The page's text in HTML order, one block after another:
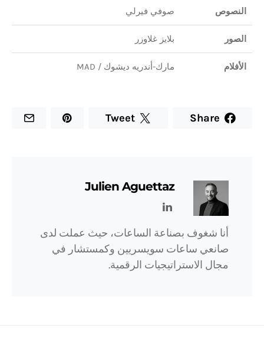
النصوص صوفي فيرلي
الصور بلايز غلاوزر
الأفلام مارك-أندريه ديشوك / MAD
Share
Tweet
Julien Aguettaz
أنا شغوف بصناعة الساعات، حيث عملت لدى
صانعي ساعات سويسريين وكمستشار في
مجال الاستراتيجيات الرقمية.